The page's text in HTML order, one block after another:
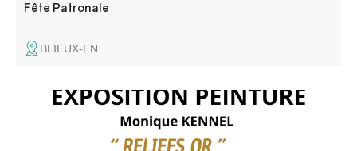
Fête Patronale
BLIEUX-EN
Monique Kennel présente sa nouvelle exposition "Reliefs